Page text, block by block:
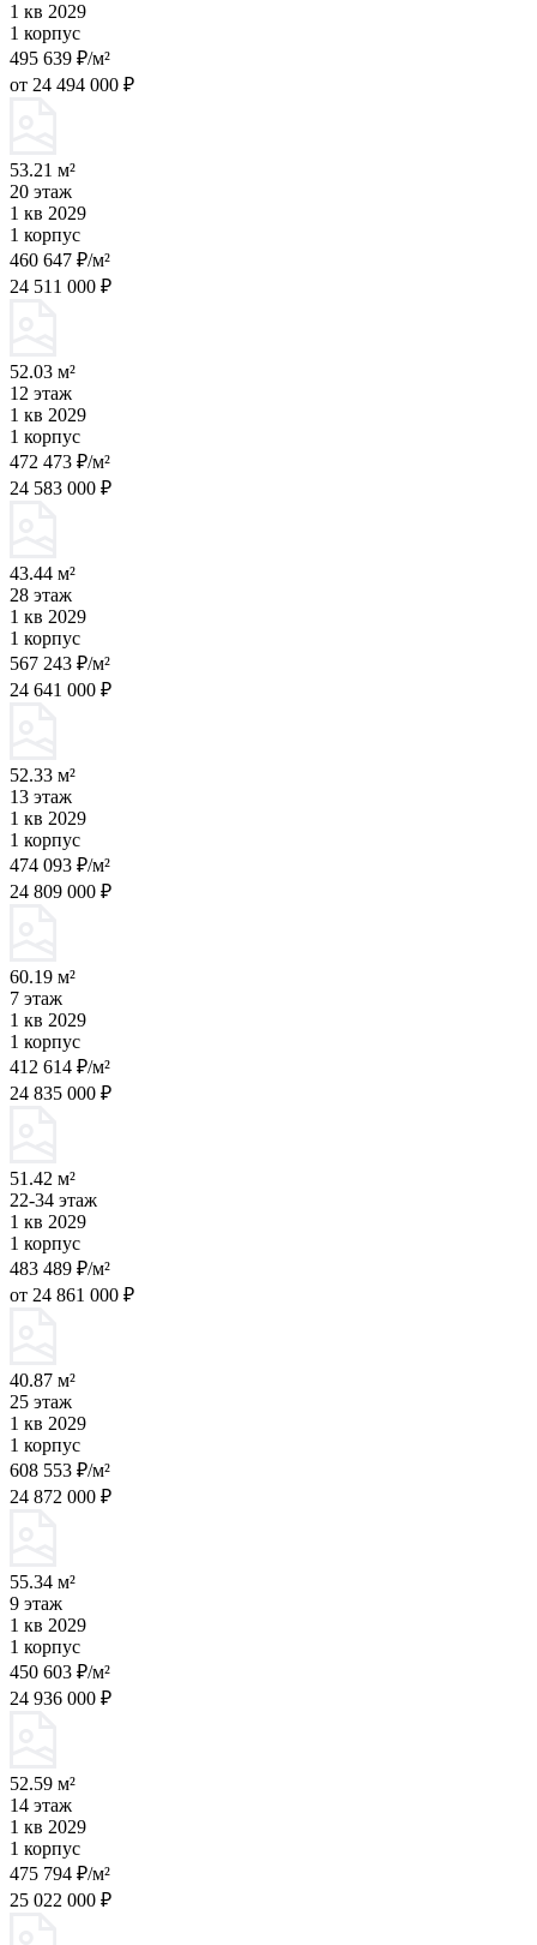
1 кв 2029
1 корпус
495 639 ₽/м²
от 24 494 000 ₽
53.21 м²
20 этаж
1 кв 2029
1 корпус
460 647 ₽/м²
24 511 000 ₽
52.03 м²
12 этаж
1 кв 2029
1 корпус
472 473 ₽/м²
24 583 000 ₽
43.44 м²
28 этаж
1 кв 2029
1 корпус
567 243 ₽/м²
24 641 000 ₽
52.33 м²
13 этаж
1 кв 2029
1 корпус
474 093 ₽/м²
24 809 000 ₽
60.19 м²
7 этаж
1 кв 2029
1 корпус
412 614 ₽/м²
24 835 000 ₽
51.42 м²
22-34 этаж
1 кв 2029
1 корпус
483 489 ₽/м²
от 24 861 000 ₽
40.87 м²
25 этаж
1 кв 2029
1 корпус
608 553 ₽/м²
24 872 000 ₽
55.34 м²
9 этаж
1 кв 2029
1 корпус
450 603 ₽/м²
24 936 000 ₽
52.59 м²
14 этаж
1 кв 2029
1 корпус
475 794 ₽/м²
25 022 000 ₽